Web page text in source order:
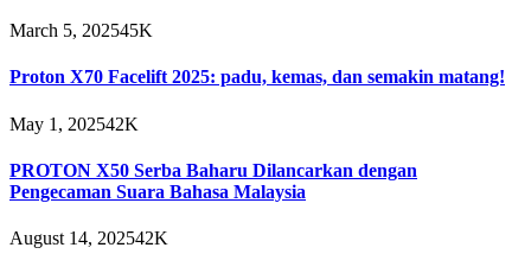
March 5, 202545K
Proton X70 Facelift 2025: padu, kemas, dan semakin matang!
May 1, 202542K
PROTON X50 Serba Baharu Dilancarkan dengan
Pengecaman Suara Bahasa Malaysia
August 14, 202542K